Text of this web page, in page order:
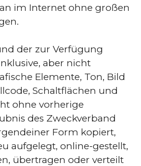
im Internet ohne großen
der zur Verfügung
aber nicht
Elemente, Ton, Bild
Schaltflächen und
ohne vorherige
des Zweckverband
Form kopiert,
aufgelegt, online-gestellt,
übertragen oder verteilt